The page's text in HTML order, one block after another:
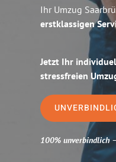
Ihr Umzug
erstklassigen
Jetzt Ihr
stressfreien
100% unverbindlich–